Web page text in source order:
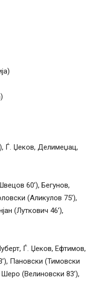
Ѓ. Џеков, Делимеџац,
60’), Бегунов,
(Аликулов 75’),
(Луткович 46’),
Ѓ. Џеков, Ефтимов,
Пановски (Тимовски
(Велиновски 83’),